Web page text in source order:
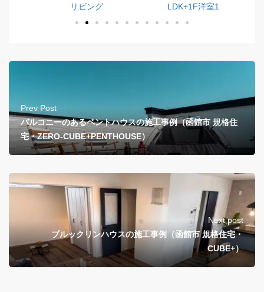
リビング LDK+1F洋室1
Prev Post
バルコニーのあるペントハウスの施工事例（函館市 規格住
宅・ZERO-CUBE+PENTHOUSE）
Next post
ブルックリンハウスの施工事例（函館市 規格住宅・
CUBE+）